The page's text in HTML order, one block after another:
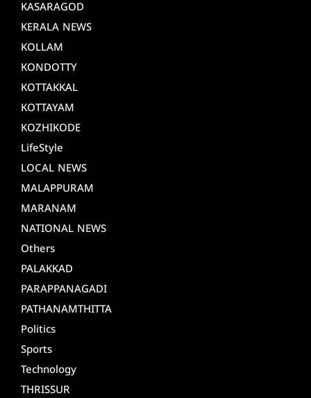
KASARAGOD
KERALA NEWS
KOLLAM
KONDOTTY
KOTTAKKAL
KOTTAYAM
KOZHIKODE
LifeStyle
LOCAL NEWS
MALAPPURAM
MARANAM
NATIONAL NEWS
Others
PALAKKAD
PARAPPANAGADI
PATHANAMTHITTA
Politics
Sports
Technology
THRISSUR